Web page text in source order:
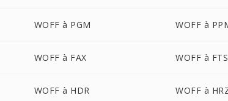
WOFF à PGM WOFF à
WOFF à FAX WOFF à FTS
WOFF à HDR WOFF à